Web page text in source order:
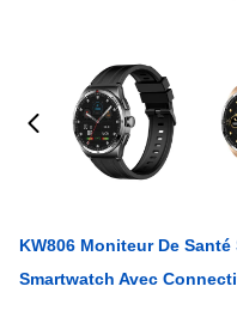
KW806 Moniteur De
Smartwatch Avec